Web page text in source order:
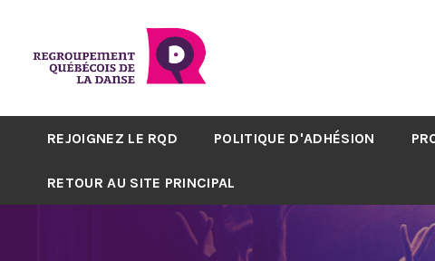
REJOIGNEZ LE RQD POLITIQUE D'ADHÉSION
RETOUR AU SITE PRINCIPAL